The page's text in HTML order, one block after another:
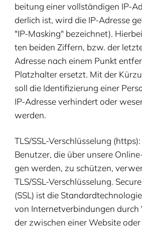
bei­tung einer voll­stän­di­gen IP-
der­lich ist, wird die IP-Adres­se
"IP-Mas­king" bezeich­net).
ten bei­den Zif­fern, bzw. der
Adres­se nach einem Punkt
Platz­hal­ter ersetzt. Mit der
soll die Iden­ti­fi­zie­rung einer
IP-Adres­se ver­hin­dert oder
werden.
TLS/SSL-Ver­schlüs­se­lung
Benut­zer, die über unse­re
gen wer­den, zu schüt­zen,
TLS/SSL-Ver­schlüs­se­lung.
(SSL ) ist die
von Inter­net­ver­bin­dun­gen durch
der zwi­schen einer Web­site